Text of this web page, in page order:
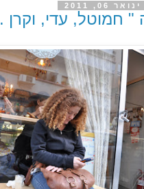
06, 2011
" חמוטל, עדי, וקרן .